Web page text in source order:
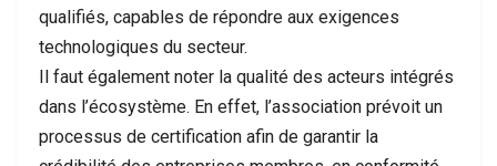
qualifiés, capables de répondre aux exigences
technologiques du secteur.
Il faut également noter la qualité des acteurs intégrés
dans l’écosystème. En effet, l’association prévoit un
processus de certification afin de garantir la